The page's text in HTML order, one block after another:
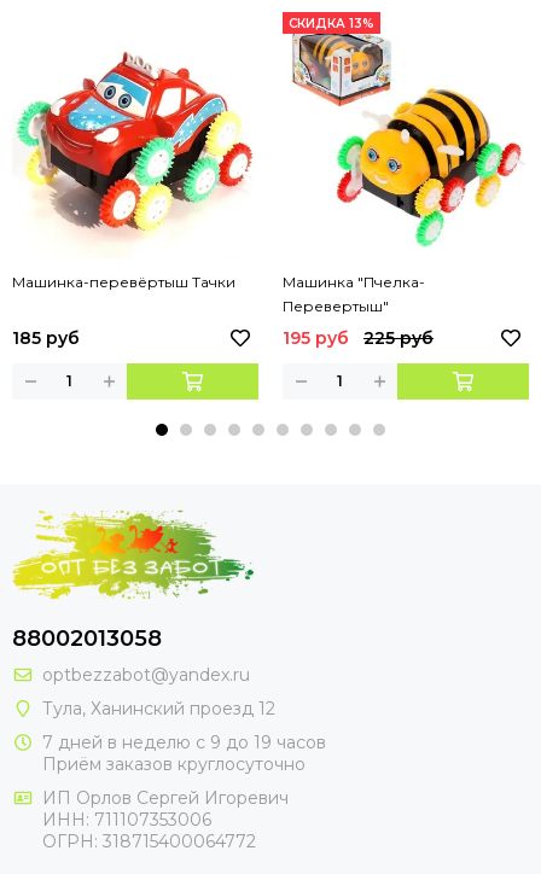
Машинка-перевёртыш Тачки
185 руб
СКИДКА 13%
Машинка "Пчелка-
Перевертыш"
195 руб 225 руб
88002013058
optbezzabot@yandex.ru
Тула, Ханинский проезд 12
7 дней в неделю с 9 до 19 часов
Приём заказов круглосуточно
ИП Орлов Сергей Игоревич
ИНН: 711107353006
ОГРН: 318715400064772